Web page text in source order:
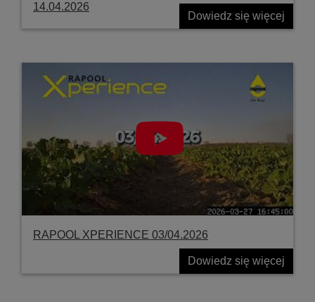
14.04.2026
Dowiedz się więcej
RAPOOL XPERIENCE 03/04.2026
Dowiedz się więcej